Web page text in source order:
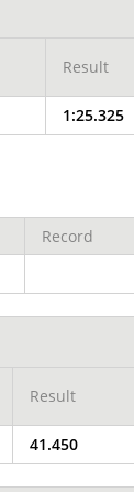
Result
1:25.325
Record
Result
41.450